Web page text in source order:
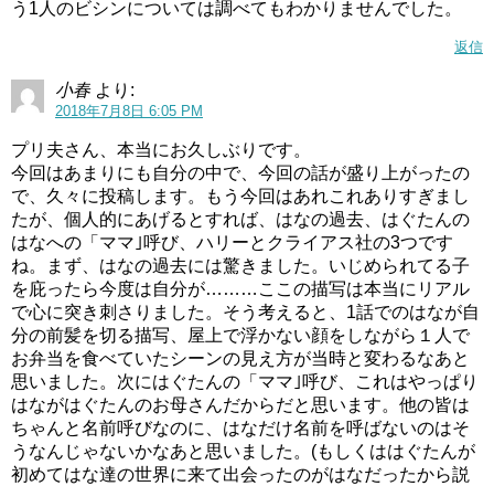
う1人のビシンについては調べてもわかりませんでした。
返信
小春 より:
2018年7月8日 6:05 PM
プリ夫さん、本当にお久しぶりです。
今回はあまりにも自分の中で、今回の話が盛り上がったの
で、久々に投稿します。もう今回はあれこれありすぎまし
たが、個人的にあげるとすれば、はなの過去、はぐたんの
はなへの「ママ｣呼び、ハリーとクライアス社の3つです
ね。まず、はなの過去には驚きました。いじめられてる子
を庇ったら今度は自分が………ここの描写は本当にリアル
で心に突き刺さりました。そう考えると、1話でのはなが自
分の前髪を切る描写、屋上で浮かない顔をしながら１人で
お弁当を食べていたシーンの見え方が当時と変わるなあと
思いました。次にはぐたんの「ママ｣呼び、これはやっぱり
はながはぐたんのお母さんだからだと思います。他の皆は
ちゃんと名前呼びなのに、はなだけ名前を呼ばないのはそ
うなんじゃないかなあと思いました。(もしくははぐたんが
初めてはな達の世界に来て出会ったのがはなだったから説